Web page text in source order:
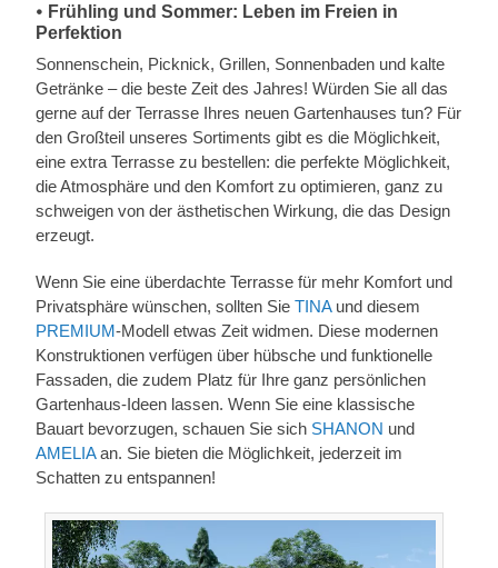
𑇐 Frühling und Sommer: Leben im Freien in
Perfektion
Sonnenschein, Picknick, Grillen, Sonnenbaden und kalte
Getränke – die beste Zeit des Jahres! Würden Sie all das
gerne auf der Terrasse Ihres neuen Gartenhauses tun? Für
den Großteil unseres Sortiments gibt es die Möglichkeit,
eine extra Terrasse zu bestellen: die perfekte Möglichkeit,
die Atmosphäre und den Komfort zu optimieren, ganz zu
schweigen von der ästhetischen Wirkung, die das Design
erzeugt.
Wenn Sie eine überdachte Terrasse für mehr Komfort und
Privatsphäre wünschen, sollten Sie TINA und diesem
PREMIUM-Modell etwas Zeit widmen. Diese modernen
Konstruktionen verfügen über hübsche und funktionelle
Fassaden, die zudem Platz für Ihre ganz persönlichen
Gartenhaus-Ideen lassen. Wenn Sie eine klassische
Bauart bevorzugen, schauen Sie sich SHANON und
AMELIAan. Sie bieten die Möglichkeit, jederzeit im
Schatten zu entspannen!